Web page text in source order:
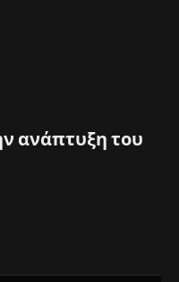
ανάπτυξη του